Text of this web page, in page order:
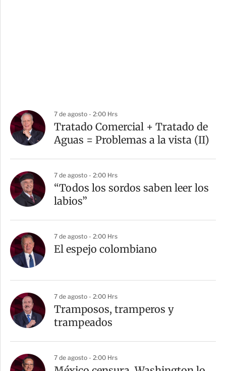
7 de agosto - 2:00 Hrs
Tratado Comercial + Tratado de
Aguas = Problemas a la vista (II)
7 de agosto - 2:00 Hrs
“Todos los sordos saben leer los
labios”
7 de agosto - 2:00 Hrs
El espejo colombiano
7 de agosto - 2:00 Hrs
Tramposos, tramperos y
trampeados
7 de agosto - 2:00 Hrs